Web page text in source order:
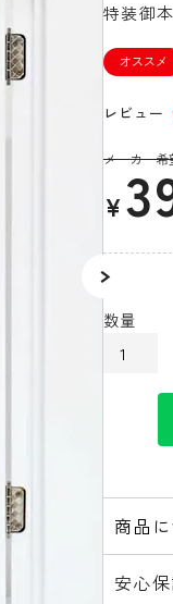
特装御
オススメ
レビュー
メーカー希
¥
商品
安心